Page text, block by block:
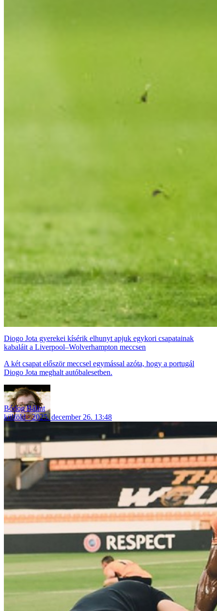
Diogo Jota gyerekei kísérik elhunyt apjuk egykori csapatainak
kabaláit a Liverpool–Wolverhampton meccsen
A két csapat először meccsel egymással azóta, hogy a portugál
Diogo Jota meghalt autóbalesetben.
Bódog Bálint
külföld
2025. december 26. 13:48